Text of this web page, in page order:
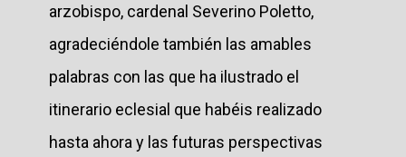
arzobispo, cardenal Severino Poletto,
agradeciéndole también las amables
palabras con las que ha ilustrado el
itinerario eclesial que habéis realizado
hasta ahora y las futuras perspectivas